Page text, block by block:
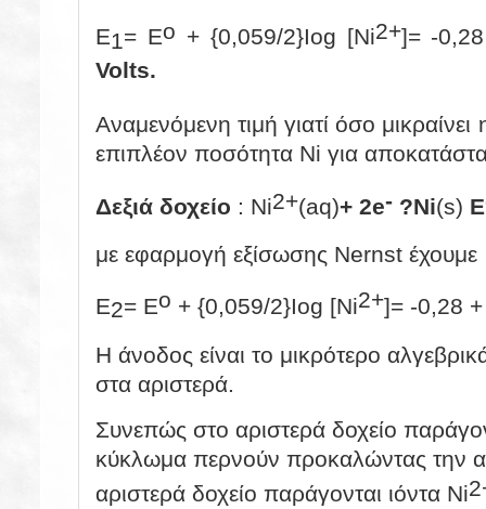
E1= Eo + {0,059/2}Iog [Ni2+]= -
Volts.
Αναμενόμενη τιμή γιατί όσο μικραίνει
επιπλέον ποσότητα Ni για
Δεξιά δοχείο : Ni2+(aq)+ 2e- ?Ni(s) E
με εφαρμογή εξίσωσης Nernst έχουμε
E2= Eo + {0,059/2}Iog [Ni2+]= -0,28
Η άνοδος είναι το μικρότερο
στα αριστερά.
Συνεπώς στο αριστερά δοχείο
κύκλωμα περνούν προκαλώντας την
αριστερά δοχείο παράγονται ιόντα Ni